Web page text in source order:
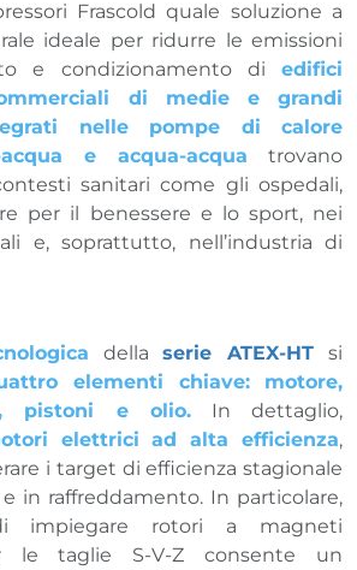
Frascold quale soluzione a
ideale per ridurre le emissioni
e condizionamento di edifici
di medie e grandi
nelle pompe di calore
e acqua-acqua trovano
sanitari come gli ospedali,
per il benessere e lo sport, nei
e, soprattutto, nell’industria di
dellaserie ATEX-HT
si
elementi chiave:
motore,
pistoni e olio.In dettaglio,
elettrici ad alta efficienza,
i target di efficienza stagionale
in raffreddamento. In particolare,
impiegare rotori a magneti
le taglie S-V-Z consente un